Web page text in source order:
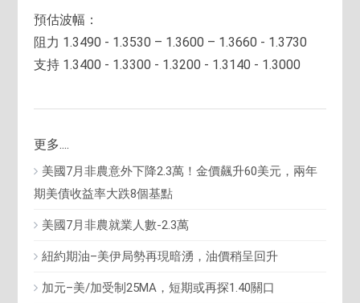
預估波幅：
阻力 1.3490 - 1.3530 – 1.3600 – 1.3660 - 1.3730
支持 1.3400 - 1.3300 - 1.3200 - 1.3140 - 1.3000
更多....
美國7月非農意外下降2.3萬！金價飆升60美元，兩年
期美債收益率大跌8個基點
美國7月非農就業人數-2.3萬
紐約期油–美伊局勢再現暗湧，油價稍呈回升
加元–美/加受制25MA，短期或再探1.40關口